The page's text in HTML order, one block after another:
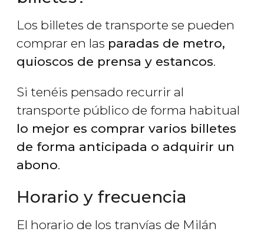
Los billetes de transporte se pueden
comprar en las paradas de metro,
quioscos de prensa y estancos.
Si tenéis pensado recurrir al
transporte público de forma habitual
lo mejor es comprar varios billetes
de forma anticipada o adquirir un
abono.
Horario y frecuencia
El horario de los tranvías de Milán